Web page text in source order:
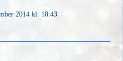
2014 kl. 18:43